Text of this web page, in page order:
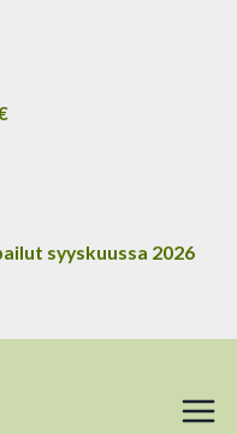
syyskuussa 2026